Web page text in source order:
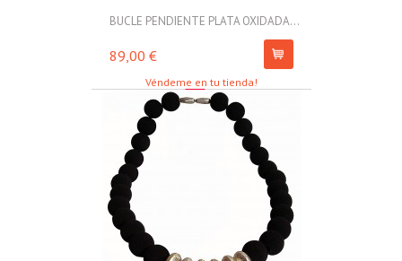
BUCLE PENDIENTE PLATA OXIDADA...
89,00 €
Véndeme en tu tienda!